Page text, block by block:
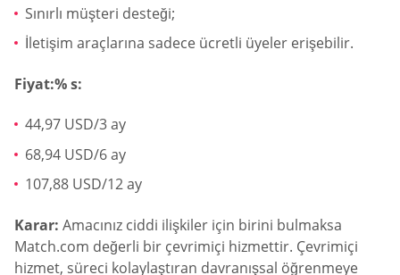
Sınırlı müşteri desteği;
İletişim araçlarına sadece ücretli üyeler erişebilir.
Fiyat:% s:
44,97 USD/3 ay
68,94 USD/6 ay
107,88 USD/12 ay
Karar: Amacınız ciddi ilişkiler için birini bulmaksa
Match.com değerli bir çevrimiçi hizmettir. Çevrimiçi
hizmet, süreci kolaylaştıran davranışsal öğrenmeye